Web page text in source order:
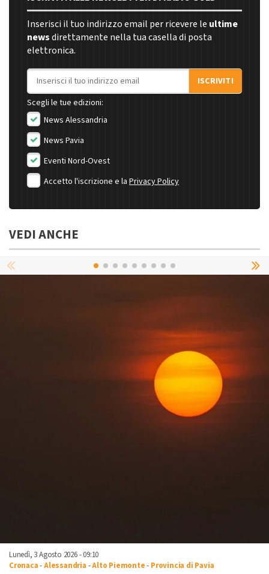
Inserisci il tuo indirizzo email per ricevere le ultime
newsdirettamente nella tua casella di posta
elettronica.
Indirizzo email
ISCRIVITI
Scegli le tue edizioni:
News Alessandria
News Pavia
Eventi Nord-Ovest
Accetto l'iscrizione e la Privacy Policy
VEDI ANCHE
Lunedì, 3 Agosto 2026 - 09:10
Cronaca-Alessandria -Alto Piemonte- Provincia di Pavia